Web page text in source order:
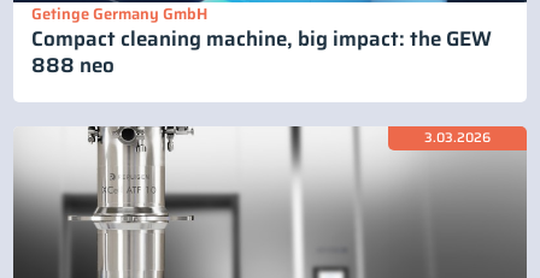
Getinge Germany GmbH
Compact cleaning machine, big impact: the GEW
888 neo
3.03.2026